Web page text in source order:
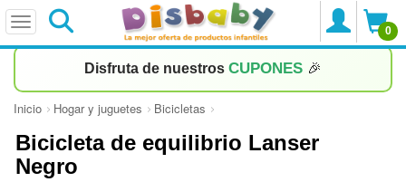
0
Disfruta de nuestros CUPONES 🎉
Inicio Hogar y juguetes Bicicletas
Bicicleta de equilibrio Lanser
Negro